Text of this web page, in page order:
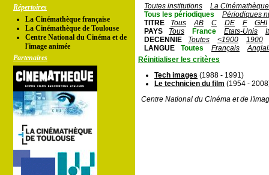
Répertoires
La Cinémathèque française
La Cinémathèque de Toulouse
Centre National du Cinéma et de
l'image animée
Partenaires
Toutes institutions
La
Tous les périodiques
Périodiques
TITRE
Tous AB C DE F
GHI
PAYS
Tous France Etats-Unis
DECENNIE
Toutes <1900
1900
LANGUE
Toutes Français
Réinitialiser les critères
Tech images (1988 - 1991)
Le technicien du film (1954 -
Centre National du Cinéma et de